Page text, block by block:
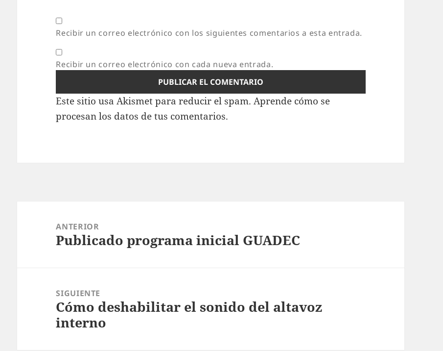
Recibir un correo electrónico con los siguientes comentarios a esta entrada.
Recibir un correo electrónico con cada nueva entrada.
Este sitio usa Akismet para reducir el spam.Aprende cómo se
procesan los datos de tus comentarios.
entradas
ANTERIOR
Entrada
Publicado programa inicial GUADEC
SIGUIENTE
Entrada
siguiente:
Cómo deshabilitar el sonido del altavoz
interno